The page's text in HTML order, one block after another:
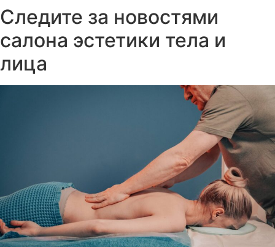
Следите за новостями
салона эстетики тела и
лица